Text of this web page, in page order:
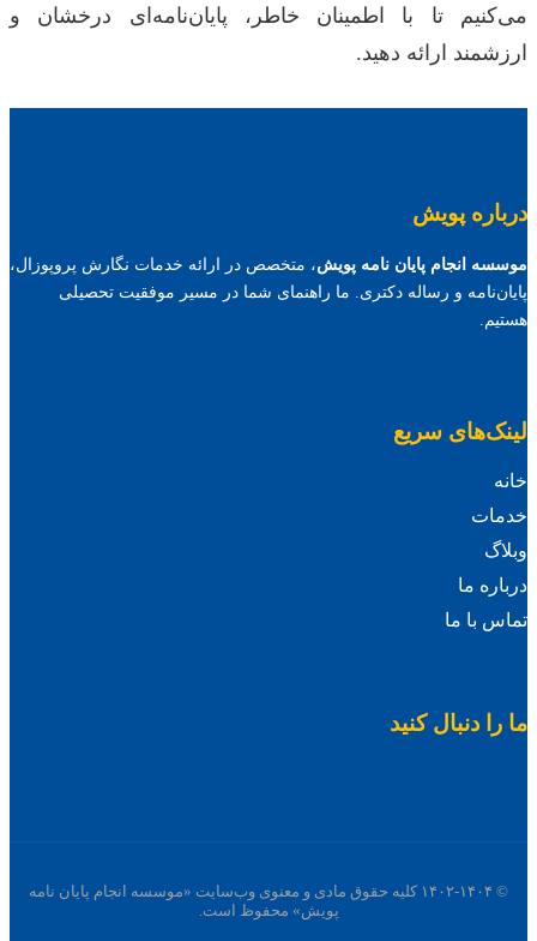
می‌کنیم تا با اطمینان خاطر، پایان‌نامه‌ای درخشان و
ارزشمند ارائه دهید.
درباره پویش
موسسه انجام پایان نامه پویش، متخصص در ارائه خدمات نگارش پروپوزال،
پایان‌نامه و رساله دکتری. ما راهنمای شما در مسیر موفقیت تحصیلی
هستیم.
لینک‌های سریع
خانه
خدمات
وبلاگ
درباره ما
تماس با ما
ما را دنبال کنید
© ۱۴۰۲-۱۴۰۴ کلیه حقوق مادی و معنوی وب‌سایت «موسسه انجام پایان نامه
پویش» محفوظ است.